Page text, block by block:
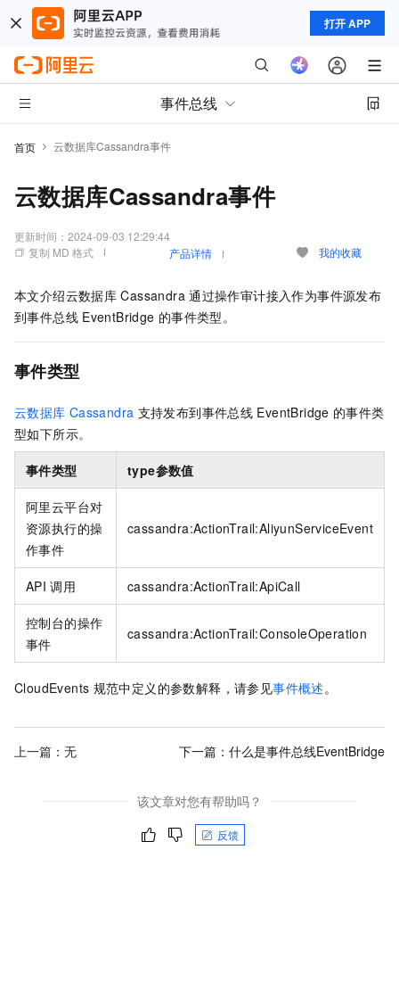
打开 APP
事件总线
首页 云数据库Cassandra事件
云数据库Cassandra事件
更新时间： 2024-09-03 12:29:44
复制 MD 格式
产品详情 我的收藏
本文介绍云数据库 Cassandra 通过操作审计接入作为事件源发布
到事件总线 EventBridge 的事件类型。
事件类型
云数据库 Cassandra 支持发布到事件总线 EventBridge 的事件类
型如下所示。
事件类型 type参数值
阿里云平台对
资源执行的操
作事件
cassandra:ActionTrail:AliyunServiceEvent
API 调用 cassandra:ActionTrail:ApiCall
控制台的操作
事件
cassandra:ActionTrail:ConsoleOperation
CloudEvents 规范中定义的参数解释，请参见事件概述。
上一篇：无 下一篇： 什么是事件总线EventBridge
该文章对您有帮助吗？
反馈